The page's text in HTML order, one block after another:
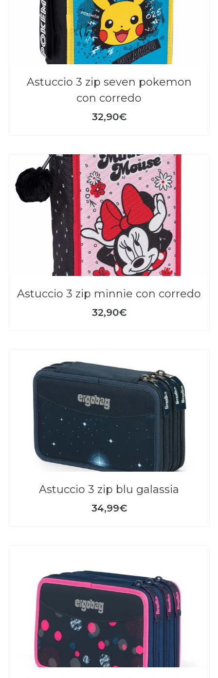
astuccio 3 zip seven pokemon
con corredo
32,90€
astuccio 3 zip minnie con corredo
32,90€
astuccio 3 zip blu galassia
34,99€